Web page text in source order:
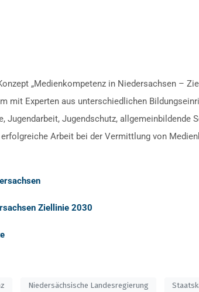
„Medienkompetenz in Niedersachsen –
mit Experten aus unterschiedlichen
Jugendarbeit, Jugendschutz, allgemeinbildende
Arbeit bei der Vermittlung von
Ziellinie 2030
Niedersächsische Landesregierung